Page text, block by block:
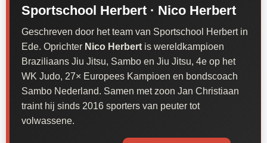
Sportschool Herbert · Nico Herbert
Geschreven door het team van Sportschool Herbert in
Ede. Oprichter Nico Herbert is wereldkampioen
Braziliaans Jiu Jitsu, Sambo en Jiu Jitsu, 4e op het
WK Judo, 27× Europees Kampioen en bondscoach
Sambo Nederland. Samen met zoon Jan Christiaan
traint hij sinds 2016 sporters van peuter tot
volwassene.